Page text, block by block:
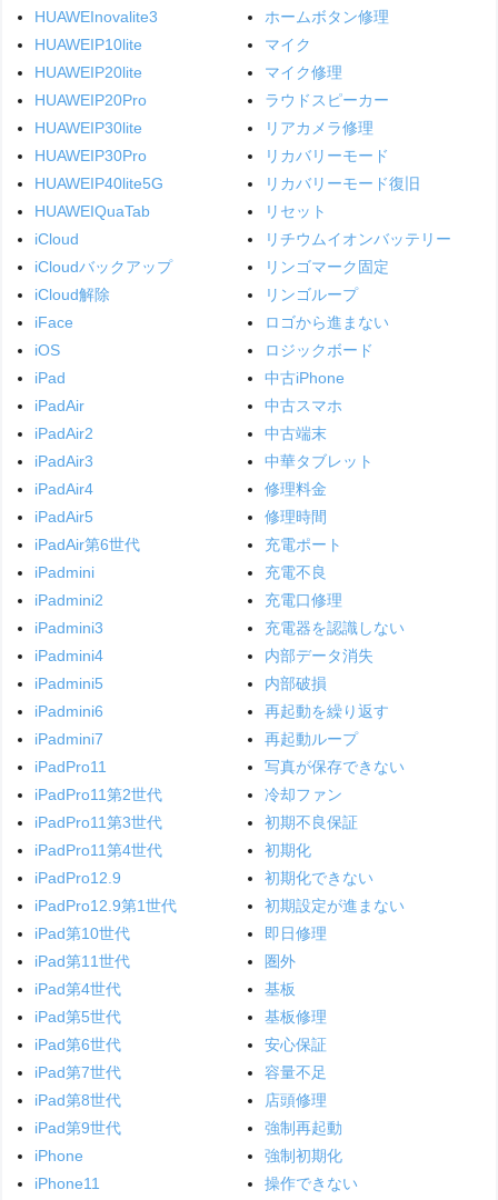
HUAWEInovalite3
HUAWEIP10lite
HUAWEIP20lite
HUAWEIP20Pro
HUAWEIP30lite
HUAWEIP30Pro
HUAWEIP40lite5G
HUAWEIQuaTab
iCloud
iCloudバックアップ
iCloud解除
iFace
iOS
iPad
iPadAir
iPadAir2
iPadAir3
iPadAir4
iPadAir5
iPadAir第6世代
iPadmini
iPadmini2
iPadmini3
iPadmini4
iPadmini5
iPadmini6
iPadmini7
iPadPro11
iPadPro11第2世代
iPadPro11第3世代
iPadPro11第4世代
iPadPro12.9
iPadPro12.9第1世代
iPad第10世代
iPad第11世代
iPad第4世代
iPad第5世代
iPad第6世代
iPad第7世代
iPad第8世代
iPad第9世代
iPhone
iPhone11
ホームボタン修理
マイク
マイク修理
ラウドスピーカー
リアカメラ修理
リカバリーモード
リカバリーモード復旧
リセット
リチウムイオンバッテリー
リンゴマーク固定
リンゴループ
ロゴから進まない
ロジックボード
中古iPhone
中古スマホ
中古端末
中華タブレット
修理料金
修理時間
充電ポート
充電不良
充電口修理
充電器を認識しない
内部データ消失
内部破損
再起動を繰り返す
再起動ループ
写真が保存できない
冷却ファン
初期不良保証
初期化
初期化できない
初期設定が進まない
即日修理
圏外
基板
基板修理
安心保証
容量不足
店頭修理
強制再起動
強制初期化
操作できない